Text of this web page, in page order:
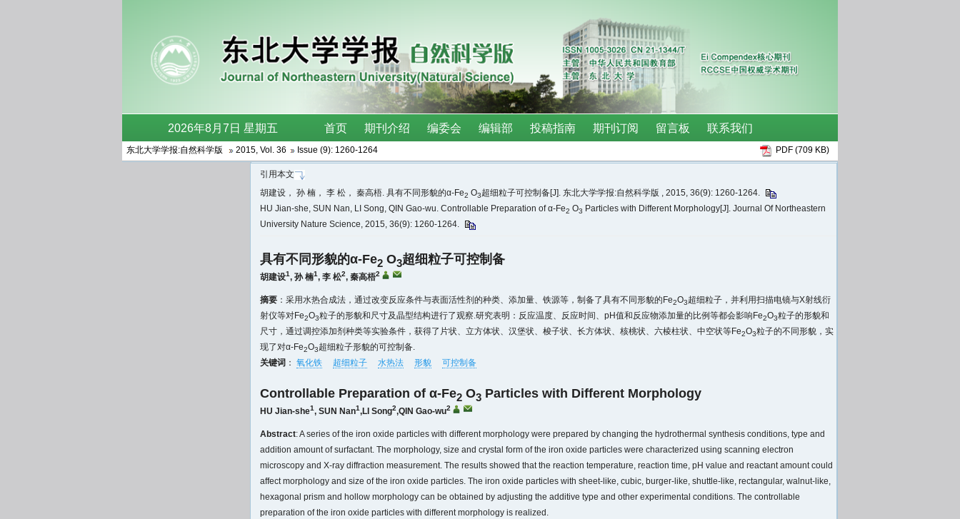
东北大学学报:自然科学版 2015, Vol. 36 Issue (9): 1260-1264 PDF (709 KB)
引用本文
胡建设， 孙 楠， 李 松， 秦高梧. 具有不同形貌的α-Fe2 O3超细粒子可控制备[J]. 东北大学学报:自然科学版 , 2015, 36(9): 1260-1264.
HU Jian-she, SUN Nan, LI Song, QIN Gao-wu. Controllable Preparation of α-Fe2 O3 Particles with Different Morphology[J]. Journal Of Northeastern
University Nature Science, 2015, 36(9): 1260-1264.
具有不同形貌的α-Fe2 O3超细粒子可控制备
胡建设1, 孙 楠1, 李 松2, 秦高梧2
摘要 ：采用水热合成法，通过改变反应条件与表面活性剂的种类、添加量、铁源等，制备了具有不同形貌的Fe2O3超细粒子，并利用扫描电镜与X射线衍
射仪等对Fe2O3粒子的形貌和尺寸及晶型结构进行了观察.研究表明：反应温度、反应时间、pH值和反应物添加量的比例等都会影响Fe2O3粒子的形貌和
尺寸，通过调控添加剂种类等实验条件，获得了片状、立方体状、汉堡状、梭子状、长方体状、核桃状、六棱柱状、中空状等Fe2O3粒子的不同形貌，实
现了对α-Fe2O3超细粒子形貌的可控制备.
关键词 ： 氧化铁 超细粒子 水热法 形貌 可控制备
Controllable Preparation of α-Fe2 O3 Particles with Different Morphology
HU Jian-she1, SUN Nan1,LI Song2,QIN Gao-wu2
Abstract: A series of the iron oxide particles with different morphology were prepared by changing the hydrothermal synthesis conditions, type and
addition amount of surfactant. The morphology, size and crystal form of the iron oxide particles were characterized using scanning electron
microscopy and X-ray diffraction measurement. The results showed that the reaction temperature, reaction time, pH value and reactant amount could
affect morphology and size of the iron oxide particles. The iron oxide particles with sheet-like, cubic, burger-like, shuttle-like, rectangular, walnut-like,
hexagonal prism and hollow morphology can be obtained by adjusting the additive type and other experimental conditions. The controllable
preparation of the iron oxide particles with different morphology is realized.